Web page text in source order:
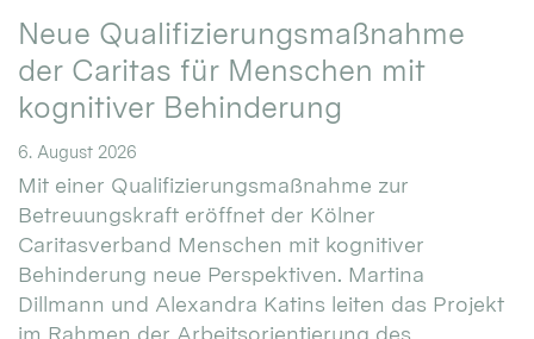
Neue Qualifizierungsmaßnahme
der Caritas für Menschen mit
kognitiver Behinderung
6. August 2026
Mit einer Qualifizierungsmaßnahme zur
Betreuungskraft eröffnet der Kölner
Caritasverband Menschen mit kognitiver
Behinderung neue Perspektiven. Martina
Dillmann und Alexandra Katins leiten das Projekt
im Rahmen der Arbeitsorientierung des